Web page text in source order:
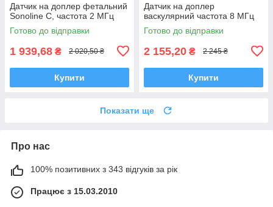
Датчик на доплер фетальний
Sonoline C, частота 2 МГц
Готово до відправки
1 939,68 ₴ 2 020,50 ₴
Купити
Датчик на доплер
васкулярний частота 8 МГц
Готово до відправки
2 155,20 ₴ 2 245 ₴
Купити
Показати ще
Про нас
100% позитивних з 343 відгуків за рік
Працює з 15.03.2010